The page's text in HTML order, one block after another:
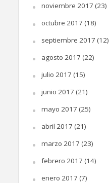
noviembre 2017 (23)
octubre 2017 (18)
septiembre 2017 (12)
agosto 2017 (22)
julio 2017 (15)
junio 2017 (21)
mayo 2017 (25)
abril 2017 (21)
marzo 2017 (23)
febrero 2017 (14)
enero 2017 (7)